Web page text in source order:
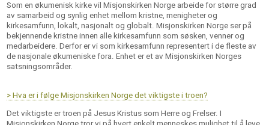
Som en økumenisk kirke vil Misjonskirken Norge arbeide for større grad
av samarbeid og synlig enhet mel­lom kristne, menigheter og
kirkesamfunn, lokalt, nasjonalt og globalt. Misjonskirken Norge ser på
bekjennende kristne innen alle kirkesamfunn som søsken, venner og
medarbeidere. Derfor er vi som kirkesamfunn representert i de fleste av
de nasjonale økumeni­ske fora. Enhet er et av Misjonskirken Norges
satsningsområder.
> Hva er i følge Misjonskirken Norge det viktigste i troen?
Det viktigste er troen på Jesus Kristus som Herre og Frelser. I